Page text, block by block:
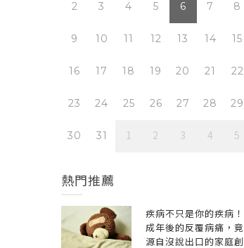
2 3 4 5 6 7 8
9 10 11 12 13 14 15
16 17 18 19 20 21 22
23 24 25 26 27 28 29
30 31 1 2 3 4 5
熱門推薦
疾病不只是你的疾病！
成年後的反覆病痛，竟
源自沒說出口的家庭創